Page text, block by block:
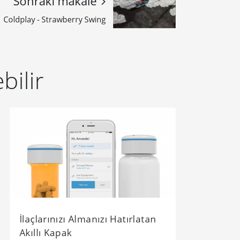
Coldplay - Strawberry Swing
İlaçlarınızı Almanızı Hatırlatan
Akıllı Kapak